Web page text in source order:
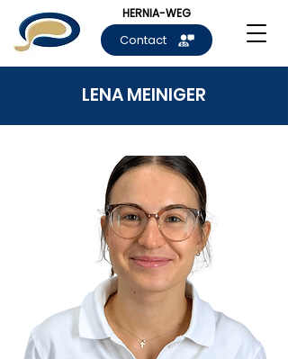
Contact
HERNIA-WEG
LENA MEINIGER